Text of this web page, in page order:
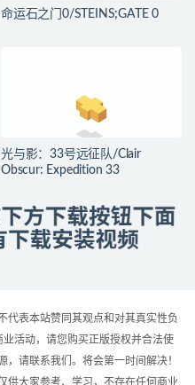
命运石之门0/STEINS;GATE 0
光与影：33号远征队/Clair
Obscur: Expedition 33
表本站赞同其观点和对其真实性负
活动，请您购买正版授权并合法使
请联系我们。将会第一时间解决！
大家参考、学习，不存在任何商业